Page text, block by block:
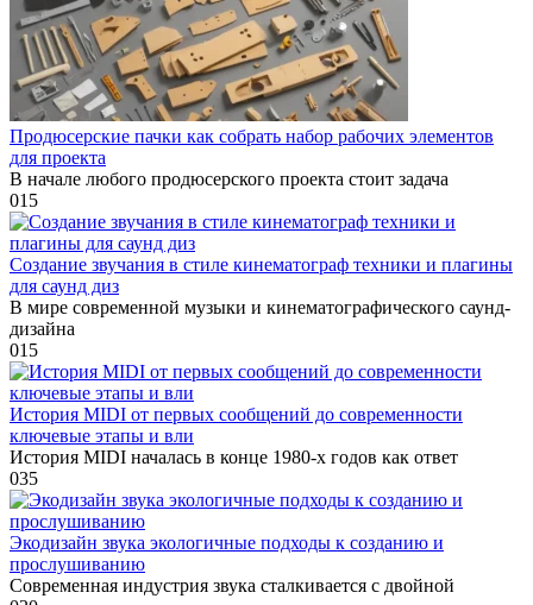
Продюсерские пачки как собрать набор рабочих элементов
для проекта
В начале любого продюсерского проекта стоит задача
015
Создание звучания в стиле кинематограф техники и плагины
для саунд диз
В мире современной музыки и кинематографического саунд-
дизайна
015
История MIDI от первых сообщений до современности
ключевые этапы и вли
История MIDI началась в конце 1980-х годов как ответ
035
Экодизайн звука экологичные подходы к созданию и
прослушиванию
Современная индустрия звука сталкивается с двойной